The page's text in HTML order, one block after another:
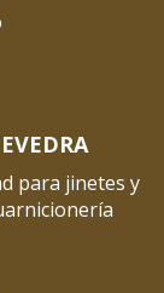
para jinetes y